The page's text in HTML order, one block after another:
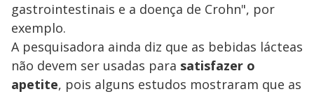
gastrointestinais e a doença de Crohn", por
exemplo.
A pesquisadora ainda diz que as bebidas lácteas
não devem ser usadas para satisfazer o
apetite, pois alguns estudos mostraram que as